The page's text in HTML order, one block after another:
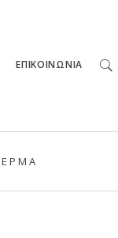
ΕΠΙΚΟΙΝΩΝΙΑ